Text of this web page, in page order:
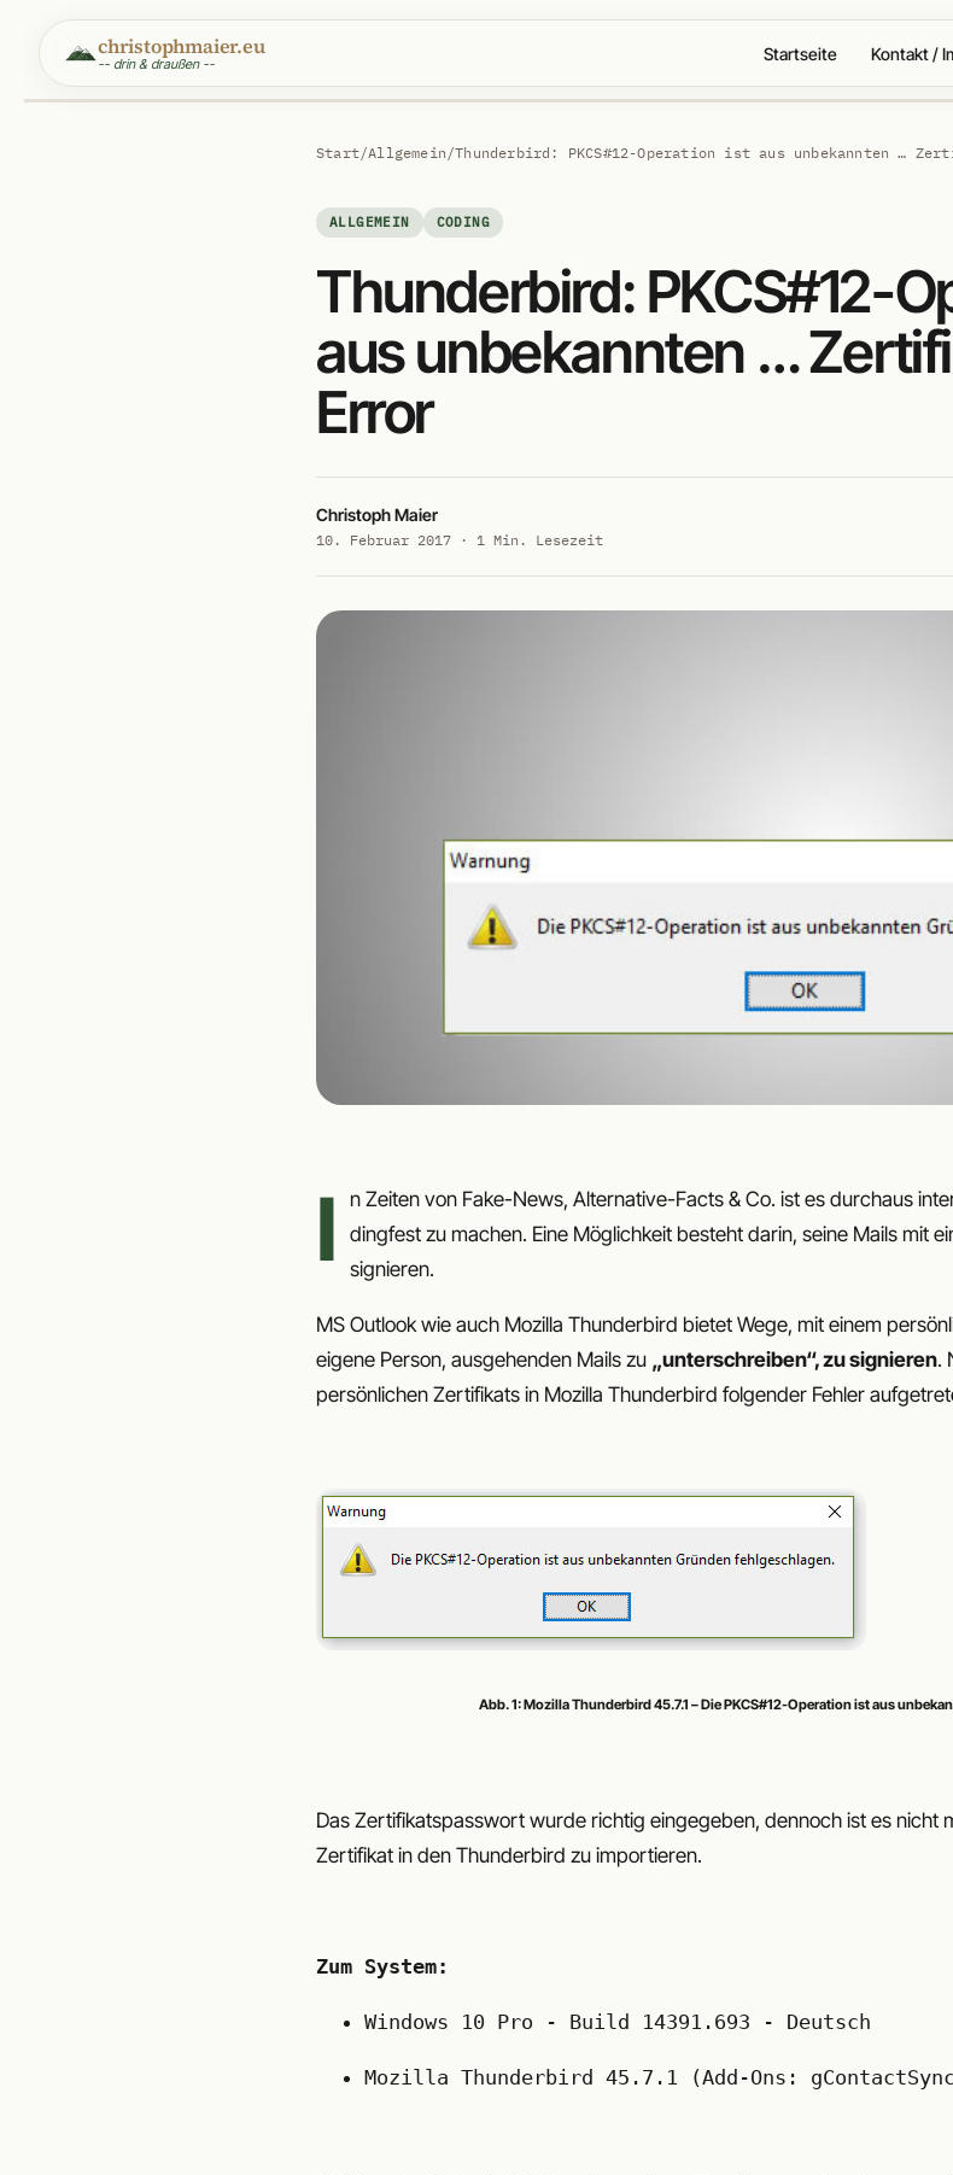
christophmaier.eu
-- drin & draußen -- Startseite Kontakt /
Start/Allgemein /Thunderbird: PKCS#12-Operation ist aus unbekannten …
ALLGEMEIN CODING
Thunderbird: PKCS#12-
aus unbekannten …
Error
Christoph Maier
10. Februar 2017 · 1 Min. Lesezeit
I
n Zeiten von Fake-News, Alternative-Facts & Co. ist es durchaus
dingfest zu machen. Eine Möglichkeit besteht darin, seine Mails mit
signieren.
MS Outlook wie auch Mozilla Thunderbird bietet Wege, mit einem
eigene Person, ausgehenden Mails zu „unterschreiben“, zu signieren.
persönlichen Zertifikats in Mozilla Thunderbird folgender Fehler
Abb. 1: Mozilla Thunderbird 45.7.1 – Die PKCS#12-Operation ist aus
Das Zertifikatspasswort wurde richtig eingegeben, dennoch ist es nicht
Zertifikat in den Thunderbird zu importieren.
Zum System:
Windows 10 Pro - Build 14391.693 - Deutsch
Mozilla Thunderbird 45.7.1 (Add-Ons: